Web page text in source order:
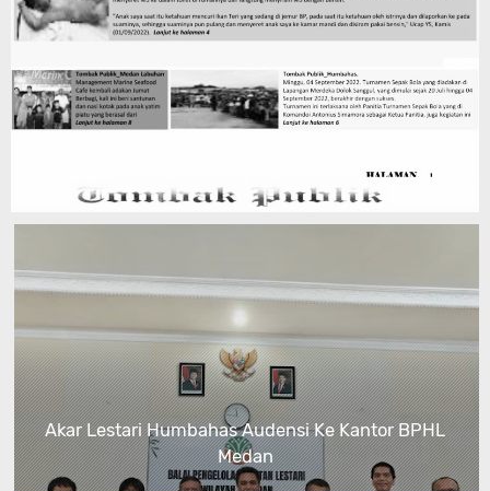
Akar Lestari Humbahas Audensi Ke Kantor BPHL
Medan